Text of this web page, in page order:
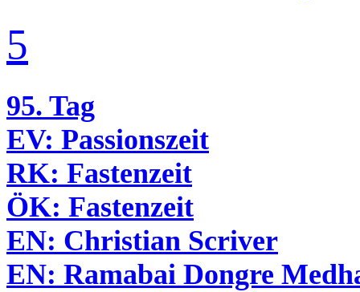
5
95. Tag
EV: Passionszeit
RK: Fastenzeit
ÖK: Fastenzeit
EN: Christian Scriver
EN: Ramabai Dongre